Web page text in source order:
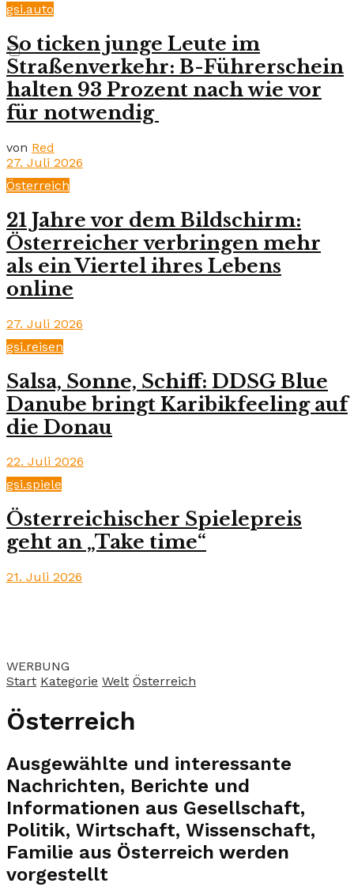
gsi.auto
So ticken junge Leute im
Straßenverkehr: B-Führerschein
halten 93 Prozent nach wie vor
für notwendig
von Red
27. Juli 2026
Österreich
21 Jahre vor dem Bildschirm:
Österreicher verbringen mehr
als ein Viertel ihres Lebens
online
27. Juli 2026
gsi.reisen
Salsa, Sonne, Schiff: DDSG Blue
Danube bringt Karibikfeeling auf
die Donau
22. Juli 2026
gsi.spiele
Österreichischer Spielepreis
geht an „Take time“
21. Juli 2026
WERBUNG
Start Kategorie Welt Österreich
Österreich
Ausgewählte und interessante
Nachrichten, Berichte und
Informationen aus Gesellschaft,
Politik, Wirtschaft, Wissenschaft,
Familie aus Österreich werden
vorgestellt